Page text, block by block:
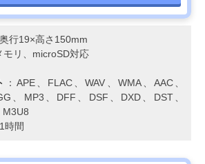
行19×高さ150mm​
モリ、microSD対応​
：​APE、FLAC、WAV、WMA、AAC、
、MP3、DFF、DSF、DXD、DST、
M3U8​
時間